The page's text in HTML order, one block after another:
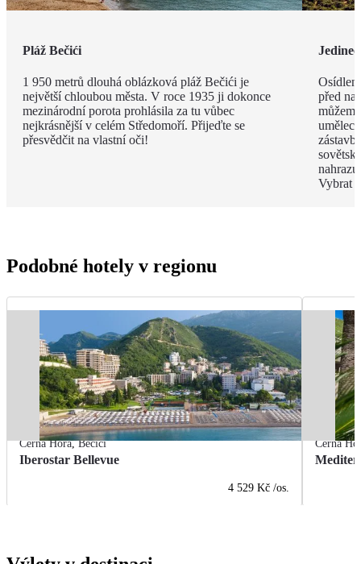
Pláž Bečići
1 950 metrů dlouhá oblázková pláž Bečići je
největší chloubou města. V roce 1935 ji dokonce
mezinárodní porota prohlásila za tu vůbec
nejkrásnější v celém Středomoří. Přijeďte se
přesvědčit na vlastní oči!
před
Vybrat
Podobné hotely v regionu
Černá Hora,Bečići
Iberostar Bellevue
4 529 Kč /os.
Černá